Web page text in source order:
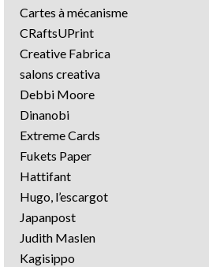
Cartes à mécanisme
CRaftsUPrint
Creative Fabrica
salons creativa
Debbi Moore
Dinanobi
Extreme Cards
Fukets Paper
Hattifant
Hugo, l’escargot
Japanpost
Judith Maslen
Kagisippo